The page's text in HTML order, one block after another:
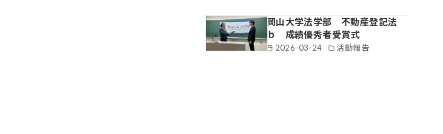
2026-03-24 活動報告
岡山大学法学部 不動産登記法
ｂ 成績優秀者受賞式